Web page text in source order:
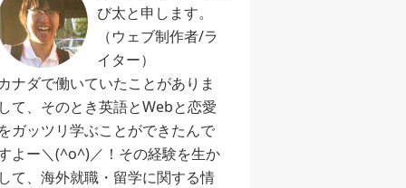
び太と申します。
（ウェブ制作者/ラ
イター）
ナダで働いていたことがありま
て、そのとき英語とWebと恋愛
ガッツリ学ぶことができたんで
よー＼(^o^)／！その経験を生か
て、海外就職・留学に関する情